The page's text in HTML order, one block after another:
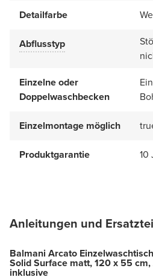
Detailfarbe
Abflusstyp
Einzelne oder
Doppelwaschbecken
Einzelmontage möglich
Produktgarantie 10
Anleitungen und
Balmani Arcato
Solid Surface matt, 120 x 55
inklusive